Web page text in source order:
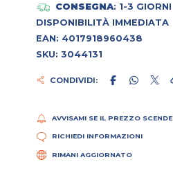
CONSEGNA: 1-3 GIORNI
DISPONIBILITÀ IMMEDIATA
EAN: 4017918960438
SKU: 3044131
CONDIVIDI:
AVVISAMI SE IL PREZZO SCENDE
RICHIEDI INFORMAZIONI
RIMANI AGGIORNATO